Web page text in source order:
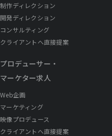
制作ディレクション
開発ディレクション
コンサルティング
クライアントへ直接提案
プロデューサー・
マーケター求人
Web企画
マーケティング
映像プロデュース
クライアントへ直接提案